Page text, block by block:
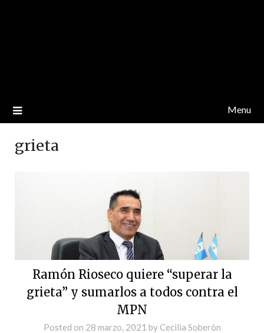
Menu
grieta
Ramón Rioseco quiere “superar la
grieta” y sumarlos a todos contra el
MPN
Posted on 28 marzo, 2021 by Cecilia Soberón